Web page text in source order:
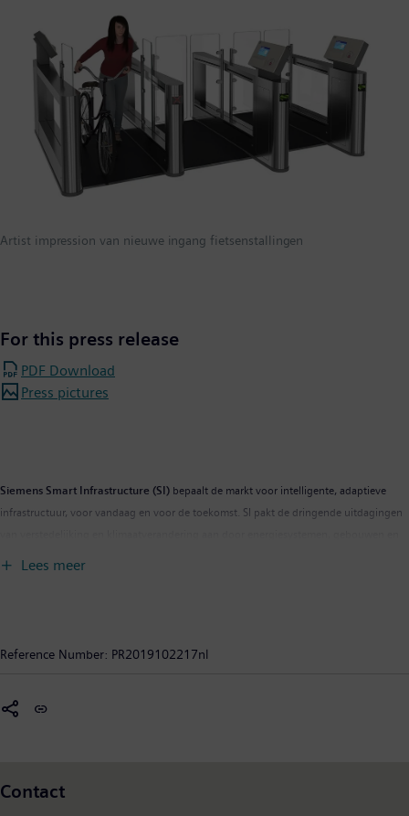
Artist impression van nieuwe ingang fietsenstallingen
For this press release
PDF Download
Press pictures
Siemens Smart Infrastructure (SI) bepaalt de markt voor intelligente, adaptieve
infrastructuur, voor vandaag en voor de toekomst. SI pakt de dringende uitdagingen
werknemers in dienst.
Lees meer
Reference Number: PR2019102217nl
Contact